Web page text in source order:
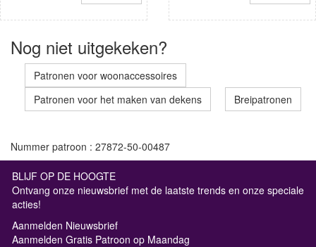
Nog niet uitgekeken?
Patronen voor woonaccessoires
Patronen voor het maken van dekens
Breipatronen
Nummer patroon : 27872-50-00487
BLIJF OP DE HOOGTE
Ontvang onze nieuwsbrief met de laatste trends en onze speciale
acties!
Aanmelden Nieuwsbrief
Aanmelden Gratis Patroon op Maandag